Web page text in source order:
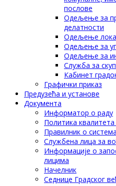
послове
Одељење за
делатности
Одељење
Одељење за
Одељење за
Служба за
Кабинет
Графички приказ
Предузећа и установе
Документа
Информатор о раду
Политика
Правилник о
Службена лица за
Информације о
лицима
Начелник
Седнице Градског